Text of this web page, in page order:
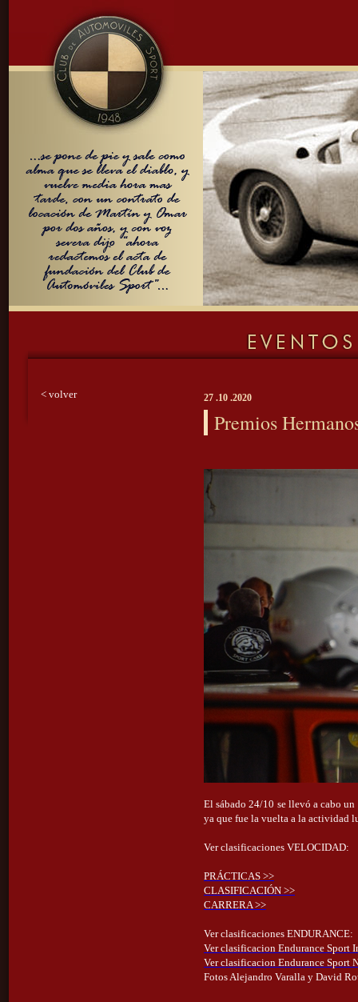
< volver 27 .10 .2020
Premios
El sábado 24/10 se llevó a cabo
ya que fue la vuelta a la actividad
Ver clasificaciones VELOCIDAD:
PRÁCTICAS >>
CLASIFICACIÓN >>
CARRERA >>
Ver clasificaciones
Ver clasificacion Endurance Sport
Ver clasificacion Endurance Sport
Fotos Alejandro Varalla y David